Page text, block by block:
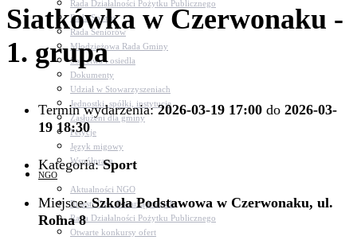
Rada Działalności Pożytku Publicznego
Rada Sportu
Rada Seniorów
Młodzieżowa Rada Gminy
Sołectwa i osiedla
Dokumenty
Udział w Stowarzyszeniach
Jednostki, spółki, instytucje
Zasłużeni dla gminy
Petycje
Język migowy
Współpraca
NGO
Aktualności NGO
Rejestr Org. Pozarządowych
Rada Działalności Pożytku Publicznego
Otwarte konkursy ofert
Siatkówka w Czerwonaku -
1. grupa
Termin wydarzenia:2026-03-19 17:00 do 2026-03-
19 18:30
Kategoria:Sport
Miejsce:Szkoła Podstawowa w Czerwonaku, ul.
Rolna 8